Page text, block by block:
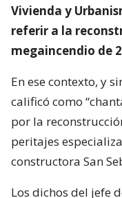
Vivienda y
referir a la
megaincendio de
En ese contexto, y
calificó como
por la
peritajes
constructora San
Los dichos del jefe